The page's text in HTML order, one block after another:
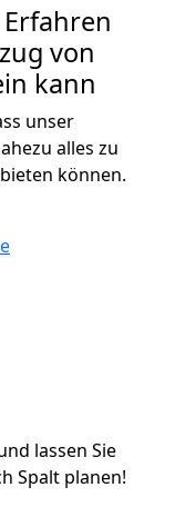
von
kann
unser
alles zu
können.
lassen Sie
Spalt planen!